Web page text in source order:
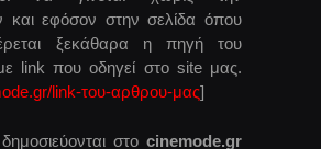
και εφόσον στην σελίδα όπου
ξεκάθαρα η πηγή του
link που οδηγεί στο site μας.
link-του-αρθρου-μας]
στο cinemode.gr